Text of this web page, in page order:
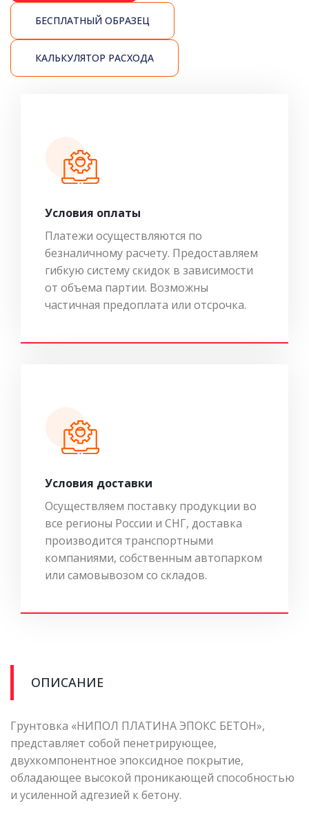
БЕСПЛАТНЫЙ ОБРАЗЕЦ
КАЛЬКУЛЯТОР РАСХОДА
Условия оплаты
Платежи осуществляются по
безналичному расчету. Предоставляем
гибкую систему скидок в зависимости
от объема партии. Возможны
частичная предоплата или отсрочка.
Условия доставки
Осуществляем поставку продукции во
все регионы России и СНГ, доставка
производится транспортными
компаниями, собственным автопарком
или самовывозом со складов.
ОПИСАНИЕ
Грунтовка «НИПОЛ ПЛАТИНА ЭПОКС БЕТОН»,
представляет собой пенетрирующее,
двухкомпонентное эпоксидное покрытие,
обладающее высокой проникающей способностью
и усиленной адгезией к бетону.